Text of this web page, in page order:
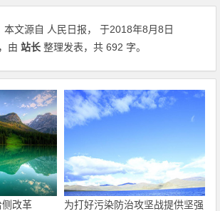
本文源自 人民日报， 于2018年8月8日
，由站长 整理发表，共 692 字。
侧改革
为打好污染防治攻坚战提供坚强